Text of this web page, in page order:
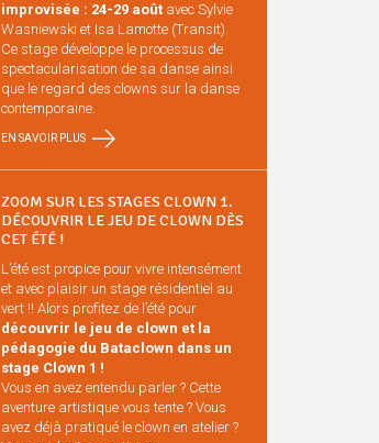
improvisée : 24-29 aoûtavec Sylvie
Wasniewski et Isa Lamotte (Transit).
Ce stage développe le processus de
spectacularisation de sa danse ainsi
que le regard des clowns sur la danse
contemporaine.
EN SAVOIR PLUS
ZOOM SUR LES STAGES CLOWN 1.
DÉCOUVRIR LE JEU DE CLOWN DÈS
CET ÉTÉ !
L’été est propice pour vivre intensément
et avec plaisir un stage résidentiel au
vert !! Alors profitez de l’été pour
découvrir le jeu de clown et la
pédagogie du Bataclown dans un
stage Clown 1 !
Vous en avez entendu parler ? Cette
aventure artistique vous tente ? Vous
avez déjà pratiqué le clown en atelier ?